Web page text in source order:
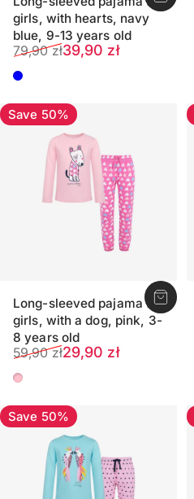
girls, with hearts, navy
blue, 9-13 years old
Sale price39,90 zł
Regular price
79,90 zł
Dark blue
Save 50%
Long-sleeved pajama for
girls, with a dog, pink, 3-
8 years old
Sale price29,90 zł
Regular price
59,90 zł
Light pink
Save 50%